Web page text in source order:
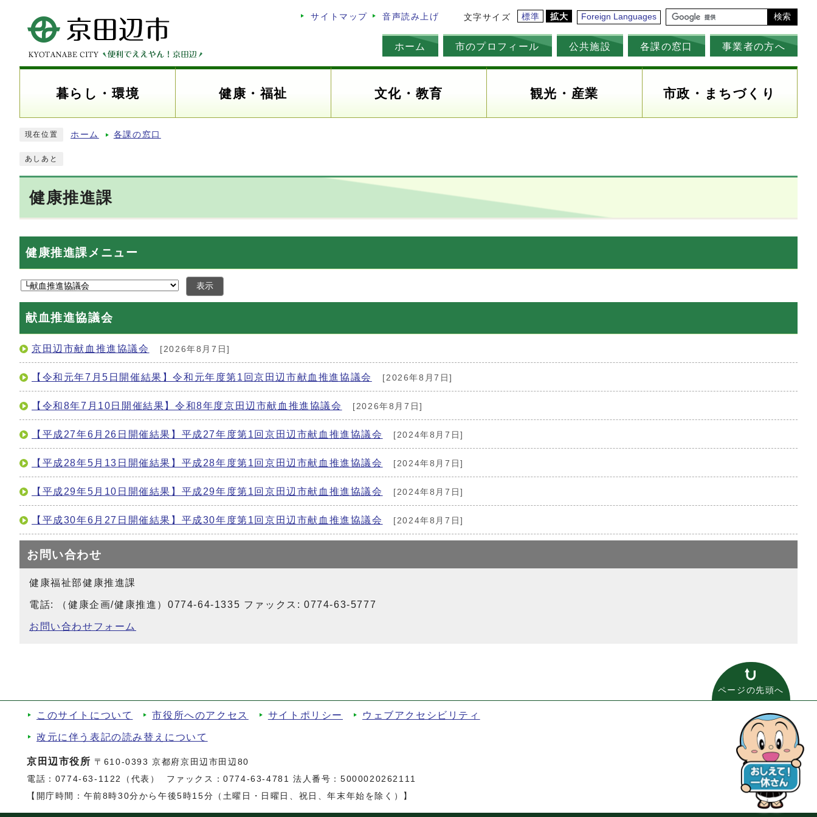
サイトマップ 音声読み上げ 文字サイズ 標準 拡大 Foreign Languages 検索
ホーム 市のプロフィール 公共施設 各課の窓口 事業者の方へ
暮らし・環境 健康・福祉 文化・教育 観光・産業 市政・まちづくり
現在位置 ホーム 各課の窓口
あしあと
健康推進課
健康推進課メニュー
表示
献血推進協議会
京田辺市献血推進協議会 [2026年8月7日]
【令和元年7月5日開催結果】令和元年度第1回京田辺市献血推進協議会 [2026年8月7日]
【令和8年7月10日開催結果】令和8年度京田辺市献血推進協議会 [2026年8月7日]
【平成27年6月26日開催結果】平成27年度第1回京田辺市献血推進協議会 [2024年8月7日]
【平成28年5月13日開催結果】平成28年度第1回京田辺市献血推進協議会 [2024年8月7日]
【平成29年5月10日開催結果】平成29年度第1回京田辺市献血推進協議会 [2024年8月7日]
【平成30年6月27日開催結果】平成30年度第1回京田辺市献血推進協議会 [2024年8月7日]
お問い合わせ
健康福祉部健康推進課
電話: （健康企画/健康推進）0774-64-1335 ファックス: 0774-63-5777
お問い合わせフォーム
ページの先頭へ
このサイトについて 市役所へのアクセス サイトポリシー ウェブアクセシビリティ
改元に伴う表記の読み替えについて
京田辺市役所 〒610-0393 京都府京田辺市田辺80
電話： 0774-63-1122（代表）
ファックス：0774-63-4781 法人番号：5000020262111
【開庁時間：午前8時30分から午後5時15分（土曜日・日曜日、祝日、年末年始を除く）】